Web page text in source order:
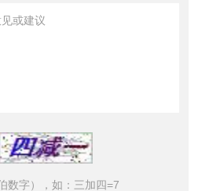
数字），如：三加四=7